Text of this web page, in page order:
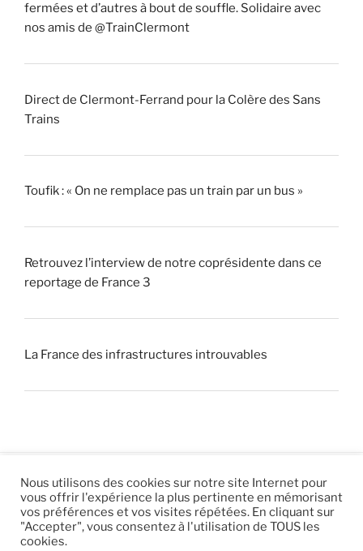
fermées et d’autres à bout de souffle. Solidaire avec
nos amis de @TrainClermont
Direct de Clermont-Ferrand pour la Colère des Sans
Trains
Toufik : « On ne remplace pas un train par un bus »
Retrouvez l’interview de notre coprésidente dans ce
reportage de France 3
La France des infrastructures introuvables
© 2026 |Mentions légales|Hébergement Eur’Net.|
RSS|sitemap
Nous utilisons des cookies sur notre site Internet pour
vous offrir l'expérience la plus pertinente en mémorisant
vos préférences et vos visites répétées. En cliquant sur
"Accepter", vous consentez à l'utilisation de TOUS les
cookies.